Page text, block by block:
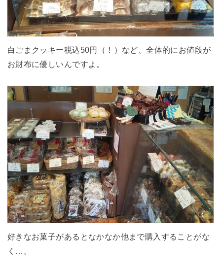
白ごまクッキー税込50円（！）など、全体的にお値段が
お財布に優しいんですよ。
好きなお菓子があるとなかなか他まで購入することがな
く…。